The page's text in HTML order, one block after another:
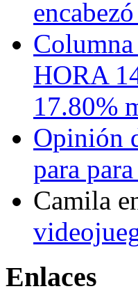
HORA
17.80%
Opinión
para
Camila
Enlaces